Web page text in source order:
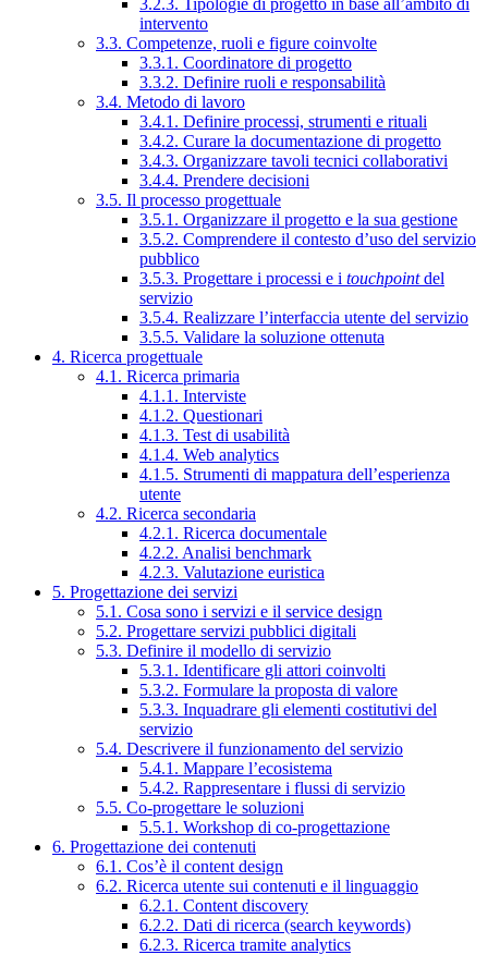
3.2.3. Tipologie di progetto in base all’ambito di
intervento
3.3. Competenze, ruoli e figure coinvolte
3.3.1. Coordinatore di progetto
3.3.2. Definire ruoli e responsabilità
3.4. Metodo di lavoro
3.4.1. Definire processi, strumenti e rituali
3.4.2. Curare la documentazione di progetto
3.4.3. Organizzare tavoli tecnici collaborativi
3.4.4. Prendere decisioni
3.5. Il processo progettuale
3.5.1. Organizzare il progetto e la sua gestione
3.5.2. Comprendere il contesto d’uso del servizio
pubblico
3.5.3. Progettare i processi e i touchpointdel
servizio
3.5.4. Realizzare l’interfaccia utente del servizio
3.5.5. Validare la soluzione ottenuta
4. Ricerca progettuale
4.1. Ricerca primaria
4.1.1. Interviste
4.1.2. Questionari
4.1.3. Test di usabilità
4.1.4. Web analytics
4.1.5. Strumenti di mappatura dell’esperienza
utente
4.2. Ricerca secondaria
4.2.1. Ricerca documentale
4.2.2. Analisi benchmark
4.2.3. Valutazione euristica
5. Progettazione dei servizi
5.1. Cosa sono i servizi e il service design
5.2. Progettare servizi pubblici digitali
5.3. Definire il modello di servizio
5.3.1. Identificare gli attori coinvolti
5.3.2. Formulare la proposta di valore
5.3.3. Inquadrare gli elementi costitutivi del
servizio
5.4. Descrivere il funzionamento del servizio
5.4.1. Mappare l’ecosistema
5.4.2. Rappresentare i flussi di servizio
5.5. Co-progettare le soluzioni
5.5.1. Workshop di co-progettazione
6. Progettazione dei contenuti
6.1. Cos’è il content design
6.2. Ricerca utente sui contenuti e il linguaggio
6.2.1. Content discovery
6.2.2. Dati di ricerca (search keywords)
6.2.3. Ricerca tramite analytics